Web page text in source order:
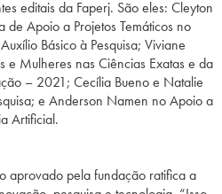
editais da Faperj. São eles: Cleyton
de Apoio a Projetos Temáticos no
Básico à Pesquisa; Viviane
e Mulheres nas Ciências Exatas e da
– 2021; Cecília Bueno e Natalie
e Anderson Namen no Apoio a
Artificial.
aprovado pela fundação ratifica a